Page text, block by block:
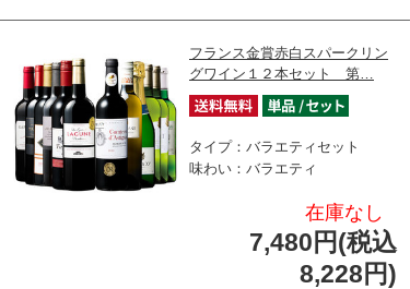
フランス金賞赤白スパークリン
グワイン１２本セット 第…
タイプ：バラエティセット
味わい：バラエティ
在庫なし
7,480円(税込
8,228円)